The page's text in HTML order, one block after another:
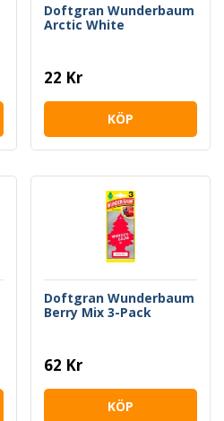
Doftgran Wunderbaum
Arctic White
22 Kr
KÖP
Doftgran Wunderbaum
Berry Mix 3-Pack
62 Kr
KÖP